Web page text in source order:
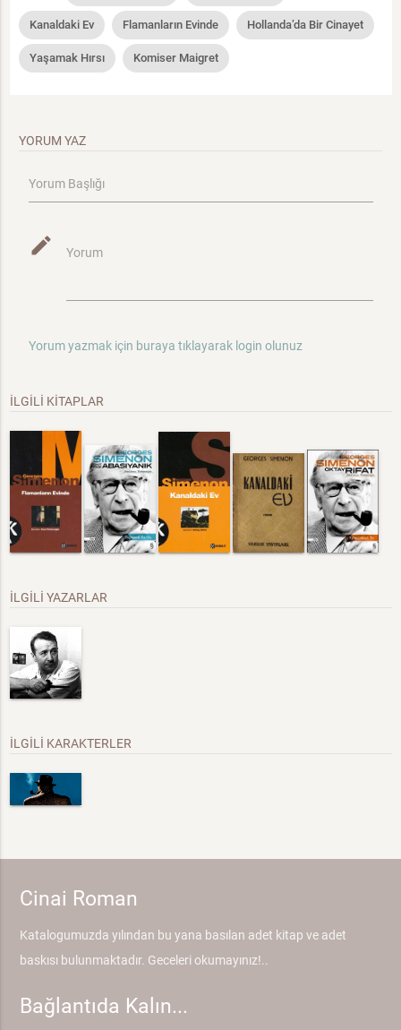
Kanaldaki Ev Flamanların Evinde Hollanda’da Bir Cinayet
Yaşamak Hırsı Komiser Maigret
YORUM YAZ
Yorum Başlığı
mode_edit Yorum
Yorum yazmak için buraya tıklayarak login olunuz
İLGİLİ KİTAPLAR
İLGİLİ YAZARLAR
İLGİLİ KARAKTERLER
Cinai Roman
Katalogumuzda yılından bu yana basılan adet kitap ve adet
baskısı bulunmaktadır. Geceleri okumayınız!..
Bağlantıda Kalın...